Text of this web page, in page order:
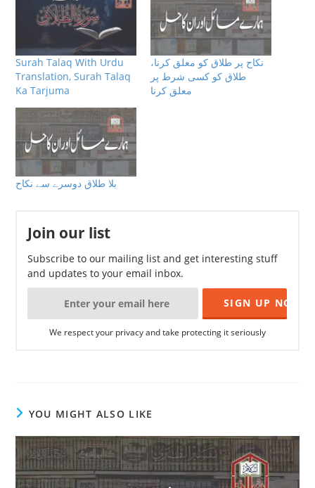
Surah Talaq With Urdu
Translation, Surah Talaq
Ka Tarjuma
نکاح پر طلاق کو معلق کرنا،
طلاق کو کسی شرط پر
معلق کرنا
بلا طلاق دوسرے سے نکاح
Join our list
Subscribe to our mailing list and get interesting stuff
and updates to your email inbox.
We respect your privacy and take protecting it seriously
YOU MIGHT ALSO LIKE